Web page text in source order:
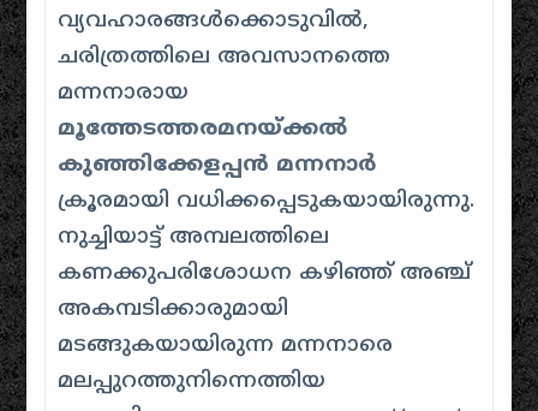
വ്യവഹാരങ്ങൾക്കൊടുവിൽ,
ചരിത്രത്തിലെ അവസാനത്തെ
മന്നനാരായ
മൂത്തേടത്തരമനയ്ക്കൽ
കുഞ്ഞിക്കേളപ്പൻ മന്നനാർ
ക്രൂരമായി വധിക്കപ്പെടുകയായിരുന്നു.
നുച്ചിയാട്ട് അമ്പലത്തിലെ
കണക്കുപരിശോധന കഴിഞ്ഞ് അഞ്ച്
അകമ്പടിക്കാരുമായി
മടങ്ങുകയായിരുന്ന മന്നനാരെ
മലപ്പുറത്തുനിന്നെത്തിയ